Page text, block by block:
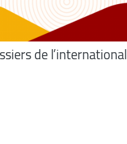
de l’international